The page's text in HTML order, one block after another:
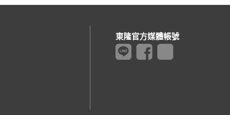
東隆官方媒體帳號